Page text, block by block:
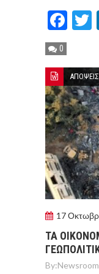
0
ΑΠΟΨΕΙΣ
17
ΤΑ
By: